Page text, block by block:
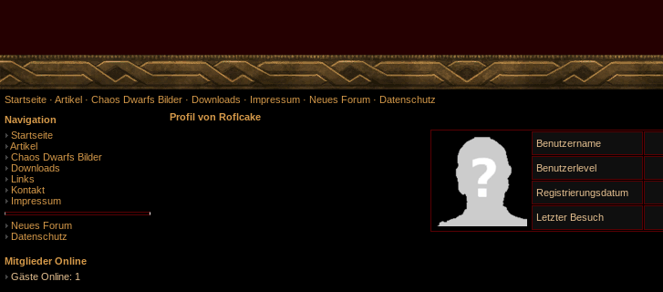
Startseite · Artikel · Chaos Dwarfs Bilder · Downloads · Impressum · Neues Forum · Datenschutz
Navigation
Startseite
Artikel
Chaos Dwarfs Bilder
Downloads
Links
Kontakt
Impressum
Neues Forum
Datenschutz
Mitglieder Online
Gäste Online: 1
Profil von Roflcake
Benutzername
Benutzerlevel
Registrierungsdatum
Letzter Besuch